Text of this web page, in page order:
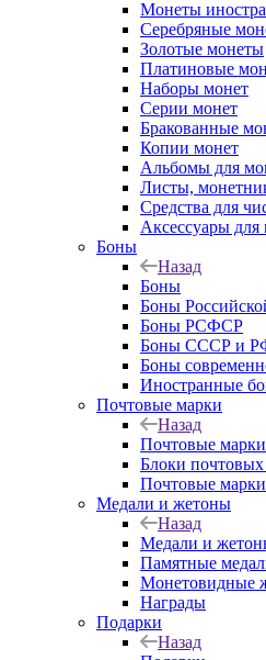
Монеты
Серебряные
Золотые монеты
Платиновые
Наборы монет
Серии монет
Бракованные
Копии монет
Альбомы для
Листы,
Средства для
Аксессуары для
Боны
Назад
Боны
Боны
Боны РСФСР
Боны СССР и
Боны
Иностранные
Почтовые марки
Назад
Почтовые марки
Блоки
Почтовые марки
Медали и жетоны
Назад
Медали и
Памятные
Монетовидные
Награды
Подарки
Назад